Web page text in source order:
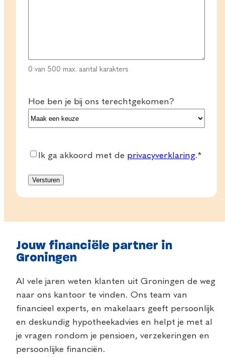
0 van 500 max. aantal karakters
Hoe ben je bij ons terechtgekomen?
Consent*
Ik ga akkoord met de privacyverklaring.*
Jouw financiële partner in
Groningen
Al vele jaren weten klanten uit Groningen de weg
naar ons kantoor te vinden. Ons team van
financieel experts, en makelaars geeft persoonlijk
en deskundig hypotheekadvies en helpt je met al
je vragen rondom je pensioen, verzekeringen en
persoonlijke financiën.